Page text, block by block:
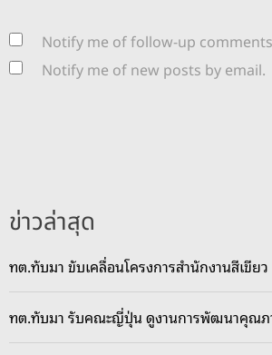
Notify me of follow-up
Notify me of new posts by email.
ข่าวล่าสุด
ทต.ทับมา ขับเคลื่อนโครงการสำนักงานสีเขียว
ทต.ทับมา รับคณะญี่ปุ่น ดูงานการพัฒนาคุณภ